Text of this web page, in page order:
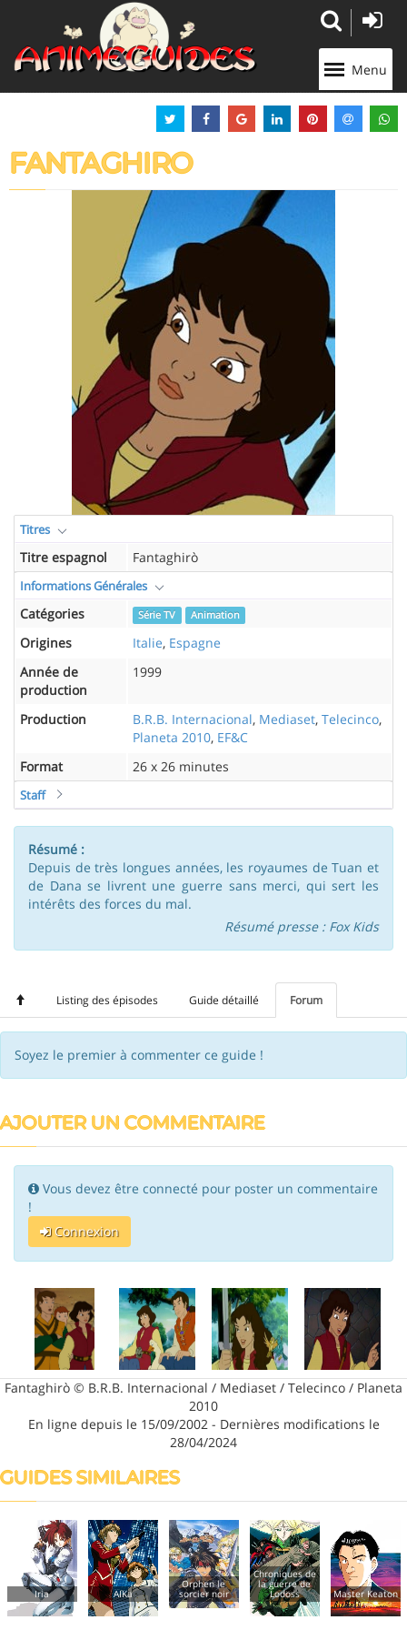
Menu
FANTAGHIRO
Titres
Titre espagnol Fantaghirò
Informations Générales
Catégories Série TV Animation
Origines Italie, Espagne
Année de
production
1999
Production B.R.B. Internacional, Mediaset, Telecinco,
Planeta 2010, EF&C
Format
26 x 26 minutes
Staff
Résumé :
Depuis de très longues années, les royaumes de Tuan et
de Dana se livrent une guerre sans merci, qui sert les
intérêts des forces du mal.
Résumé presse : Fox Kids
Listing des épisodes Guide détaillé Forum
Soyez le premier à commenter ce guide !
AJOUTER UN COMMENTAIRE
Vous devez être connecté pour poster un commentaire
!
Connexion
Fantaghirò © B.R.B. Internacional / Mediaset / Telecinco / Planeta
2010
En ligne depuis le 15/09/2002 - Dernières modifications le
28/04/2024
GUIDES SIMILAIRES
Iria AIKa
Orphen le
sorcier noir
Chroniques de
la guerre de
Lodoss Master Keaton
Panneau de gestion des cookies